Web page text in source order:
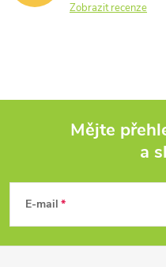
Zobrazit recenze
p
Mějte
a
E-mail